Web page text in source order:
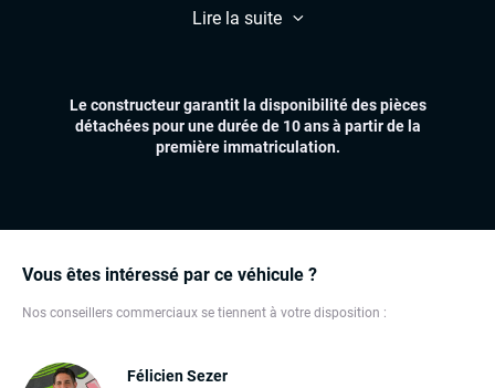
Vous êtes intéressé par ce véhicule ?
Nos conseillers commerciaux se tiennent à votre disposition :
Félicien Sezer
ÉLECTRONIQUE
Anti-brouillards
Feux de jour à LED
INTÉRIEUR
Lire la suite
Le constructeur garantit la disponibilité des pièces
détachées pour une durée de 10 ans à partir de la
première immatriculation.